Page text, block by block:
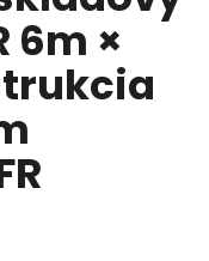
6m ×